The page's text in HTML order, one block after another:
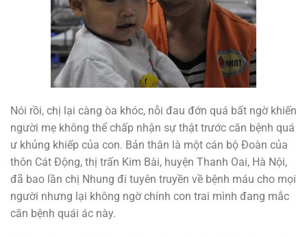
Nói rồi, chị lại càng òa khóc, nỗi đau đớn quá bất ngờ khiến
người mẹ không thể chấp nhận sự thật trước căn bệnh quá
ư khủng khiếp của con. Bản thân là một cán bộ Đoàn của
thôn Cát Động, thị trấn Kim Bài, huyện Thanh Oai, Hà Nội,
đã bao lần chị Nhung đi tuyên truyền về bệnh máu cho mọi
người nhưng lại không ngờ chính con trai mình đang mắc
căn bệnh quái ác này.